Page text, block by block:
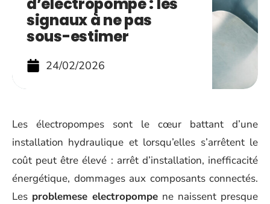
signaux à ne pas
sous-estimer
24/02/2026
Les électropompes sont le cœur battant d’une
installation hydraulique et lorsqu’elles s’arrêtent le
coût peut être élevé : arrêt d’installation, inefficacité
énergétique, dommages aux composants connectés.
Les problemese electropompe ne naissent presque